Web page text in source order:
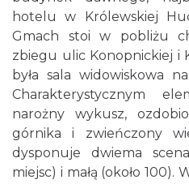
hotelu w Królewskiej
Gmach stoi w pobliżu
zbiegu ulic Konopnickiej i
była sala widowiskowa
Charakterystycznym
narożny wykusz,
górnika i zwieńczony
dysponuje dwiema
miejsc) i małą (około